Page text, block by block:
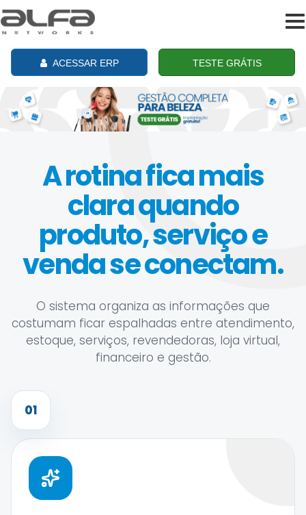
ACESSAR ERP TESTE GRÁTIS
A rotina fica mais
clara quando
produto, serviço e
venda se conectam.
O sistema organiza as informações que
costumam ficar espalhadas entre atendimento,
estoque, serviços, revendedoras, loja virtual,
financeiro e gestão.
01